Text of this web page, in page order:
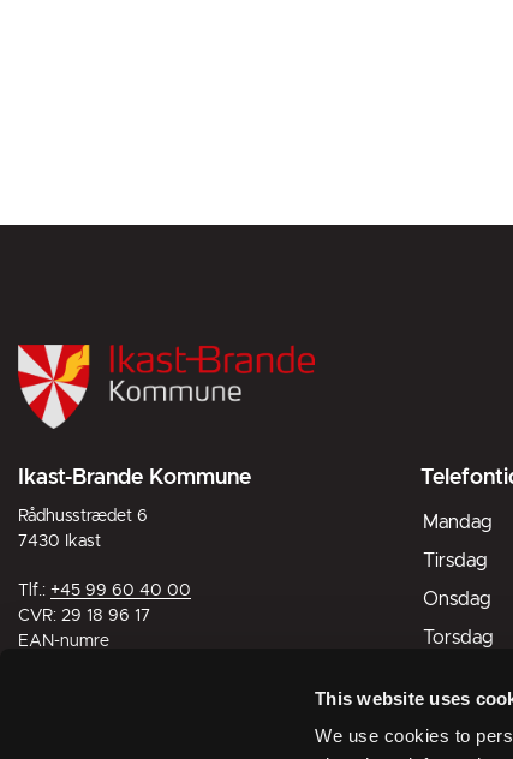
This website uses
We use cookies to
Ikast-Brande Kommune
Rådhusstrædet 6
7430 Ikast
Tlf.: +45 99 60 40 00
CVR: 29 18 96 17
EAN-numre
Mandag
Tirsdag
Onsdag
Torsdag